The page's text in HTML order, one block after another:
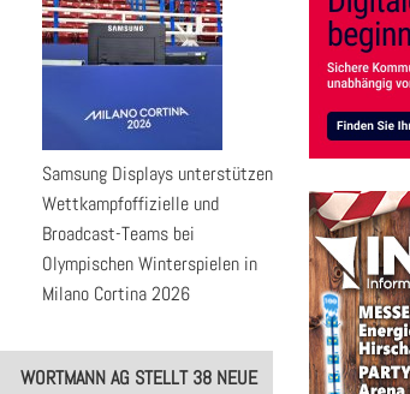
Samsung Displays unterstützen
Wettkampfoffizielle und
Broadcast-Teams bei
Olympischen Winterspielen in
Milano Cortina 2026
WORTMANN AG STELLT 38 NEUE